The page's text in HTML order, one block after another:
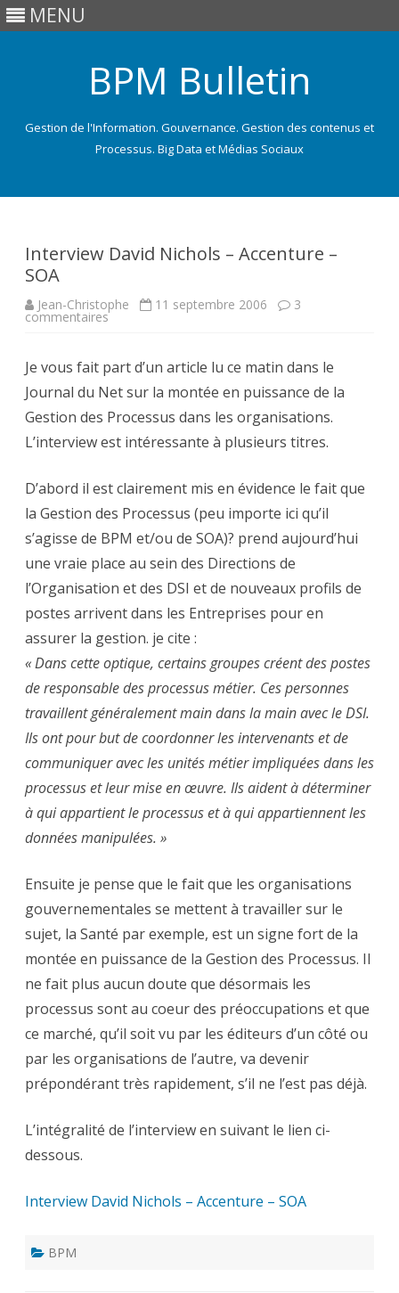
MENU
BPM Bulletin
Gestion de l'Information. Gouvernance. Gestion des contenus et
Processus. Big Data et Médias Sociaux
Interview David Nichols – Accenture –
SOA
Jean-Christophe 11 septembre 2006 3
commentairessur
–
Accenture
–
SOA
Je vous fait part d’un article lu ce matin dans le
Journal du Net sur la montée en puissance de la
Gestion des Processus dans les organisations.
L’interview est intéressante à plusieurs titres.
D’abord il est clairement mis en évidence le fait que
la Gestion des Processus (peu importe ici qu’il
s’agisse de BPM et/ou de SOA)? prend aujourd’hui
une vraie place au sein des Directions de
l’Organisation et des DSI et de nouveaux profils de
postes arrivent dans les Entreprises pour en
assurer la gestion. je cite :
« Dans cette optique, certains groupes créent des postes
de responsable des processus métier. Ces personnes
travaillent généralement main dans la main avec le DSI.
Ils ont pour but de coordonner les intervenants et de
communiquer avec les unités métier impliquées dans les
processus et leur mise en œuvre. Ils aident à déterminer
à qui appartient le processus et à qui appartiennent les
données manipulées. »
Ensuite je pense que le fait que les organisations
gouvernementales se mettent à travailler sur le
sujet, la Santé par exemple, est un signe fort de la
montée en puissance de la Gestion des Processus. Il
ne fait plus aucun doute que désormais les
processus sont au coeur des préoccupations et que
ce marché, qu’il soit vu par les éditeurs d’un côté ou
par les organisations de l’autre, va devenir
prépondérant très rapidement, s’il ne l’est pas déjà.
L’intégralité de l’interview en suivant le lien ci-
dessous.
Interview David Nichols – Accenture – SOA
BPM